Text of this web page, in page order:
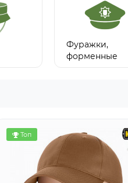
Фуражки,
форменные
Топ